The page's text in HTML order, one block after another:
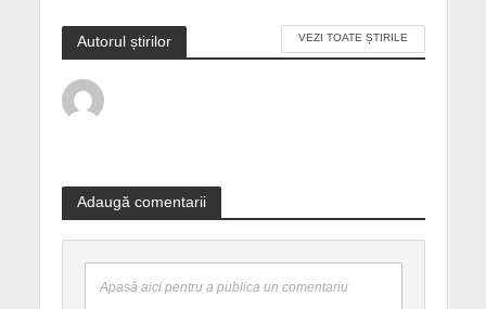
Autorul știrilor VEZI TOATE ȘTIRILE
Adaugă comentarii
Apasă aici pentru a publica un comentariu